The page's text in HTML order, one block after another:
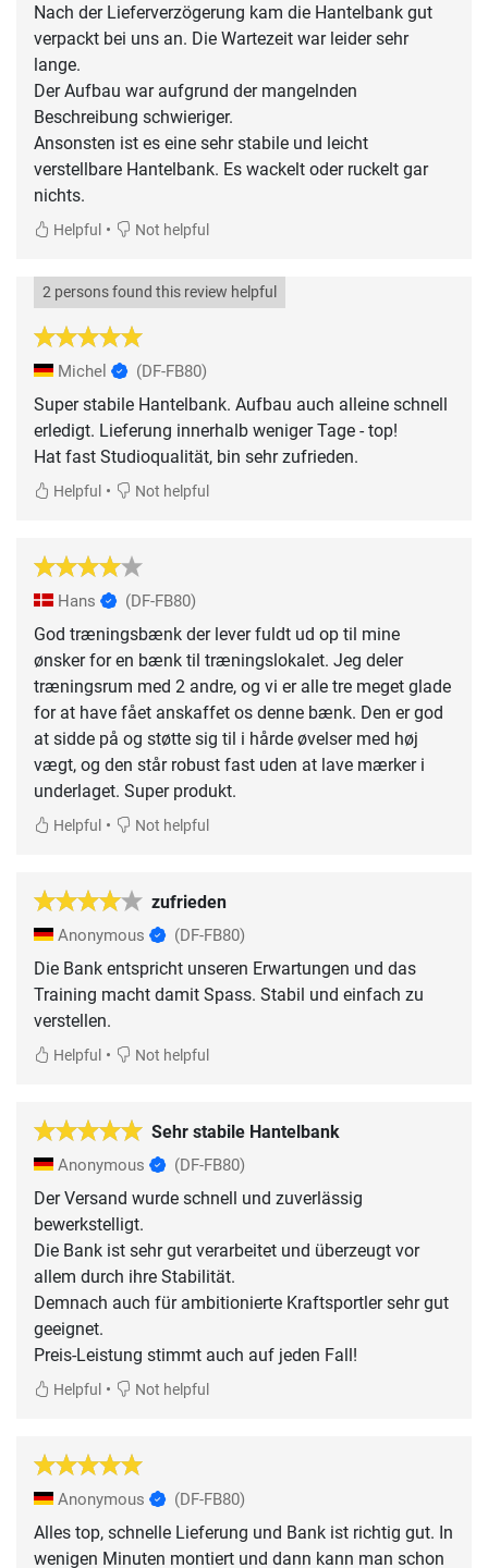
Nach der Lieferverzögerung kam die Hantelbank gut
verpackt bei uns an. Die Wartezeit war leider sehr
lange.
Der Aufbau war aufgrund der mangelnden
Beschreibung schwieriger.
Ansonsten ist es eine sehr stabile und leicht
verstellbare Hantelbank. Es wackelt oder ruckelt gar
nichts.
Helpful • Not helpful
2 persons found this review helpful
Michel (DF-FB80)
Super stabile Hantelbank. Aufbau auch alleine schnell
erledigt. Lieferung innerhalb weniger Tage - top!
Hat fast Studioqualität, bin sehr zufrieden.
Helpful • Not helpful
Hans (DF-FB80)
God træningsbænk der lever fuldt ud op til mine
ønsker for en bænk til træningslokalet. Jeg deler
træningsrum med 2 andre, og vi er alle tre meget glade
for at have fået anskaffet os denne bænk. Den er god
at sidde på og støtte sig til i hårde øvelser med høj
vægt, og den står robust fast uden at lave mærker i
underlaget. Super produkt.
Helpful • Not helpful
zufrieden
Anonymous (DF-FB80)
Die Bank entspricht unseren Erwartungen und das
Training macht damit Spass. Stabil und einfach zu
verstellen.
Helpful • Not helpful
Sehr stabile Hantelbank
Anonymous (DF-FB80)
Der Versand wurde schnell und zuverlässig
bewerkstelligt.
Die Bank ist sehr gut verarbeitet und überzeugt vor
allem durch ihre Stabilität.
Demnach auch für ambitionierte Kraftsportler sehr gut
geeignet.
Preis-Leistung stimmt auch auf jeden Fall!
Helpful • Not helpful
Anonymous (DF-FB80)
Alles top, schnelle Lieferung und Bank ist richtig gut. In
wenigen Minuten montiert und dann kann man schon